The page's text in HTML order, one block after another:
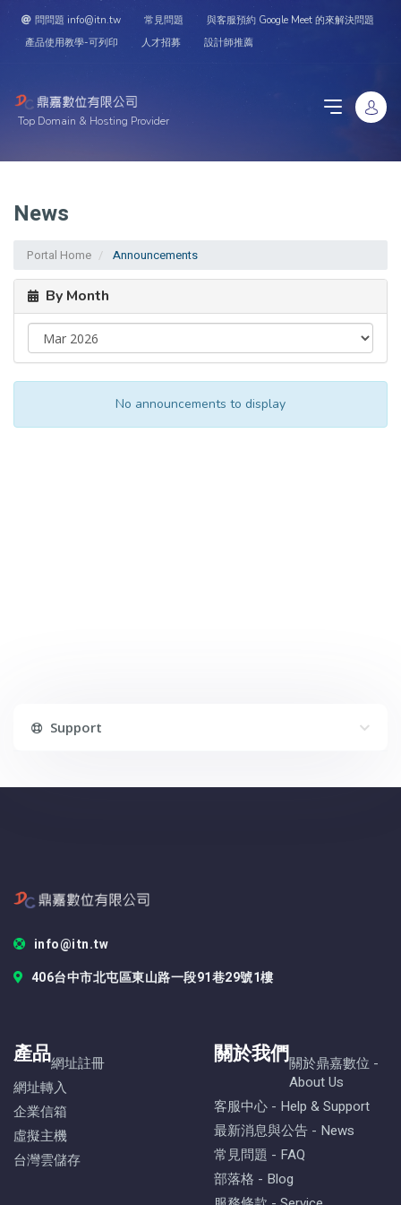
問問題 info@itn.tw 常見問題
與客服預約 Google Meet 的來解決問題
產品使用教學-可列印
人才招募 設計師推薦
Top Domain & Hosting Provider
News
Portal Home Announcements
By Month
No announcements to display
Support
info@itn.tw
406台中市北屯區東山路一段91巷29號1樓
產品網址註冊
網址轉入
企業信箱
虛擬主機
台灣雲儲存
關於我們關於鼎嘉數位 -
About Us
客服中心 - Help & Support
最新消息與公告 - News
常見問題 - FAQ
部落格 - Blog